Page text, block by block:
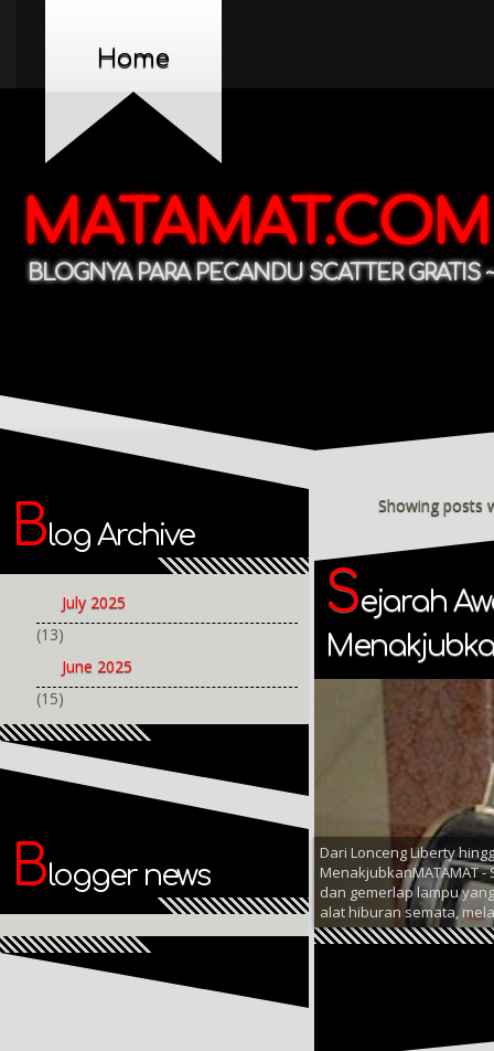
MATAMAT.COM
BLOGNYA PARA PECANDU SCATTER GRATIS ~
Home
Blog Archive
July 2025
(13)
June 2025
(15)
Blogger news
Showing posts
Sejarah
Dari Lonceng Liberty
MenakjubkanMATAMAT
dan gemerlap lampu
alat hiburan semata,